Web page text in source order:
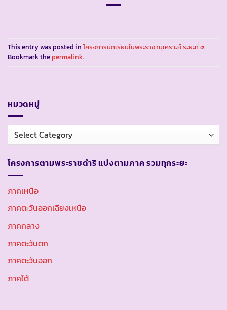
This entry was posted in โครงการนักเรียนในพระราชานุเคราะห์ ระยะที่ ๔.
Bookmark thepermalink.
หมวดหมู่
หมวด
หมู่
โครงการตามพระราชดำริ แบ่งตามภาค รวมทุกระยะ
ภาคเหนือ
ภาคตะวันออกเฉียงเหนือ
ภาคกลาง
ภาคตะวันตก
ภาคตะวันออก
ภาคใต้